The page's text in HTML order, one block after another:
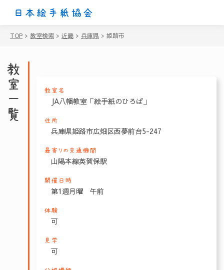
日本絵手紙協会
TOP > 教室検索 > 近畿 > 兵庫県 > 姫路市
教室一覧 教室名
JA八幡教室「絵手紙のひろば」
住所
兵庫県姫路市広畑区西夢前台5-247
最寄りの交通機関
山陽本線英賀保駅
開催日時
第1週月曜 午前
体験
可
見学
可